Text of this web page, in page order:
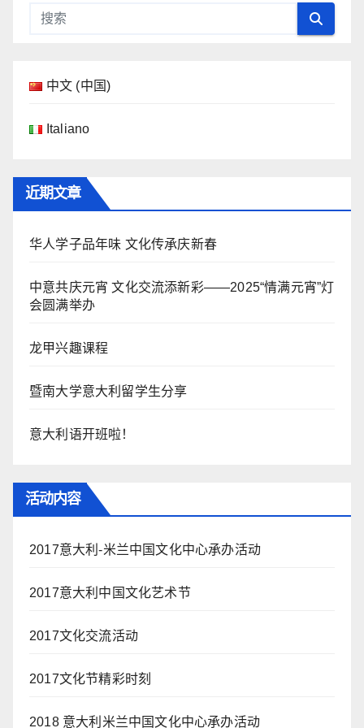
中文 (中国)
Italiano
近期文章
华人学子品年味 文化传承庆新春
中意共庆元宵 文化交流添新彩——2025“情满元宵”灯
会圆满举办
龙甲兴趣课程
暨南大学意大利留学生分享
意大利语开班啦！
活动内容
2017意大利-米兰中国文化中心承办活动
2017意大利中国文化艺术节
2017文化交流活动
2017文化节精彩时刻
2018 意大利米兰中国文化中心承办活动